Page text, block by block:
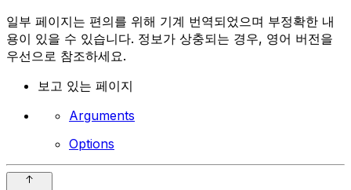
일부 페이지는 편의를 위해 기계 번역되었으며 부정확한 내
용이 있을 수 있습니다. 정보가 상충되는 경우, 영어 버전을
우선으로 참조하세요.
보고 있는 페이지
Arguments
Options